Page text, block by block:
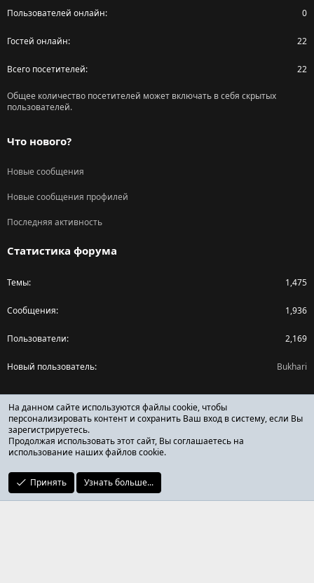
Пользователей онлайн 0
Гостей онлайн 22
Всего посетителей 22
Общее количество посетителей может включать в себя скрытых
пользователей.
Что нового?
Новые сообщения
Новые сообщения профилей
Последняя активность
Статистика форума
Темы 1,475
Сообщения 1,936
Пользователи 2,169
Новый пользователь Bukhari
Поделиться страницей
Facebook
X (Twitter)
Reddit
ОТЗЫВЫ ОНЛАЙН ФОРУМ
На данном сайте используются файлы cookie, чтобы
персонализировать контент и сохранить Ваш вход в систему, если Вы
зарегистрируетесь.
Продолжая использовать этот сайт, Вы соглашаетесь на
использование наших файлов cookie.
Принять Узнать больше...